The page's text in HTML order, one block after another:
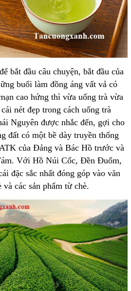
bắt đầu câu chuyện, bắt đầu của
buổi làm đồng áng vất vả có
cao hứng thì vừa uống trà vừa
nét đẹp trong cách uống trà
Nguyên được nhắc đến, gợi cho
đất có một bề dày truyền thống
của Đảng và Bác Hồ trước và
Với Hồ Núi Cốc, Đền Đuổm,
đặc sắc nhất đóng góp vào văn
các sản phẩm từ chè.